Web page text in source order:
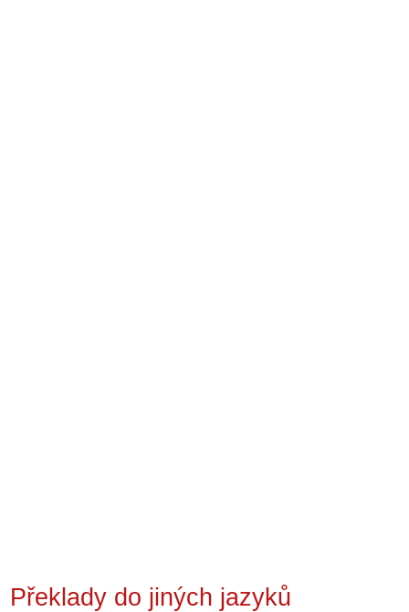
Překlady do jiných jazyků